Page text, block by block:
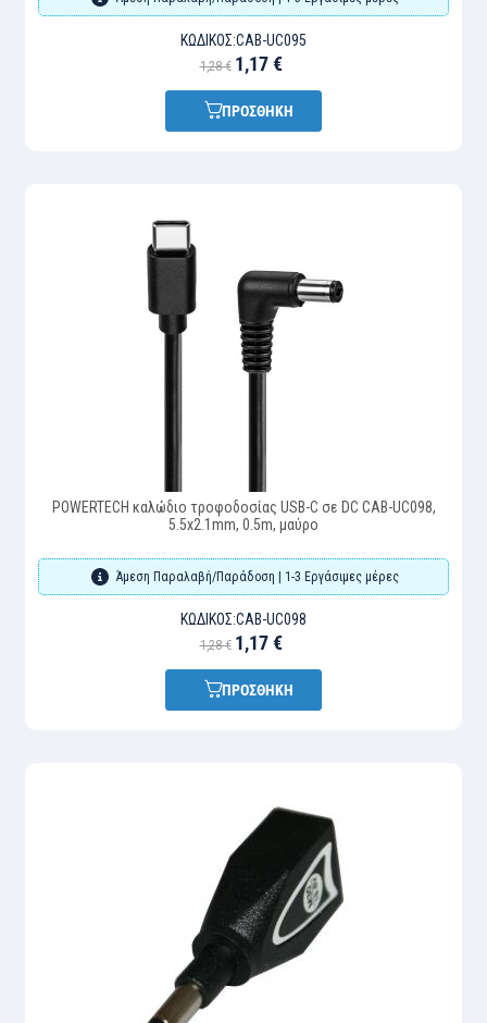
ΚΩΔΙΚΌΣ:CAB-UC095
1,28 € 1,17 €
ΠΡΟΣΘΗΚΗ
POWERTECH καλώδιο τροφοδοσίας USB-C σε DC CAB-UC098,
5.5x2.1mm, 0.5m, μαύρο
Άμεση Παραλαβή/Παράδοση | 1-3 Εργάσιμες μέρες
ΚΩΔΙΚΌΣ:CAB-UC098
1,28 € 1,17 €
ΠΡΟΣΘΗΚΗ